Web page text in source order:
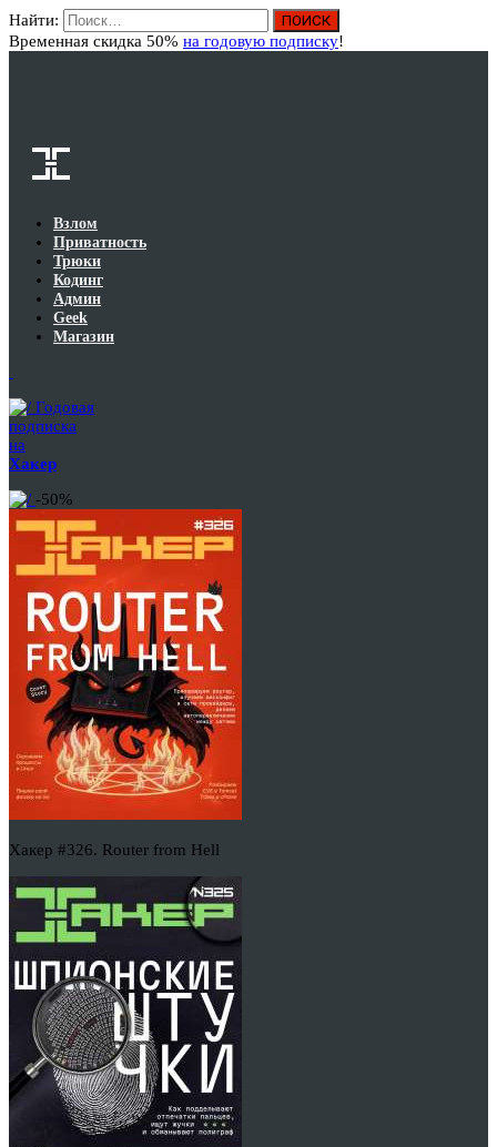
Найти:
Временная скидка 50% на годовую подписку!
Взлом
Приватность
Трюки
Кодинг
Админ
Geek
Магазин
Годовая
подписка
на
Хакер
-50%
Хакер #326. Router from Hell